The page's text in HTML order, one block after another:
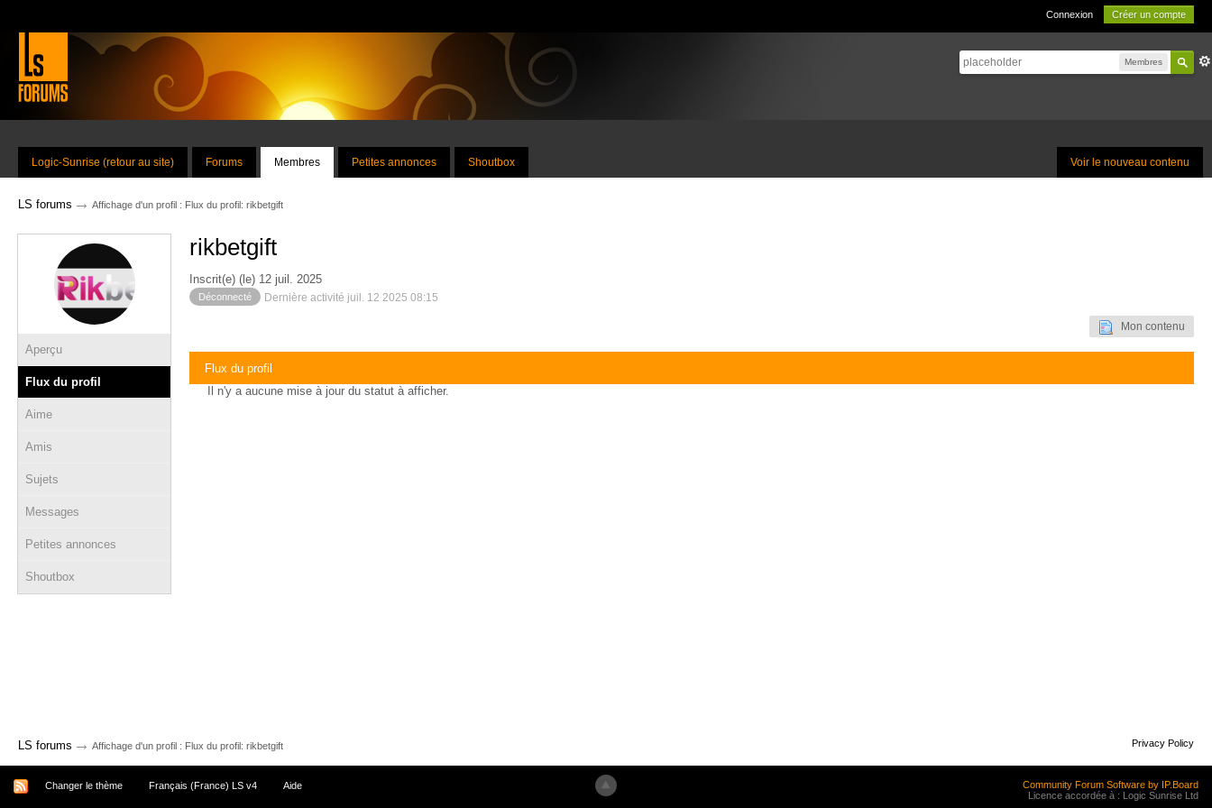
Connexion Créer un compte
Membres
Voir le nouveau contenu
Logic-Sunrise (retour au site) Forums Membres Petites annonces Shoutbox
LS forums → Affichage d'un profil : Flux du profil: rikbetgift
Aperçu
Flux du profil
Aime
Amis
Sujets
Messages
Petites annonces
Shoutbox
rikbetgift
Inscrit(e) (le) 12 juil. 2025
Déconnecté Dernière activité juil. 12 2025 08:15
Mon contenu
Flux du profil
Il n'y a aucune mise à jour du statut à afficher.
LS forums → Affichage d'un profil : Flux du profil: rikbetgift Privacy Policy
Changer le thème Français (France) LS v4 Aide
Community Forum Software by IP.Board
Licence accordée à : Logic Sunrise Ltd